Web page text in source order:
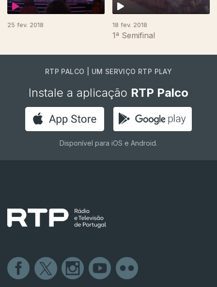
25 fev. 2018 18 fev. 2018
1ª Semifinal
RTP PALCO | UM SERVIÇO RTP PLAY
Instale a aplicação RTP Palco
Disponível para iOS e Android.